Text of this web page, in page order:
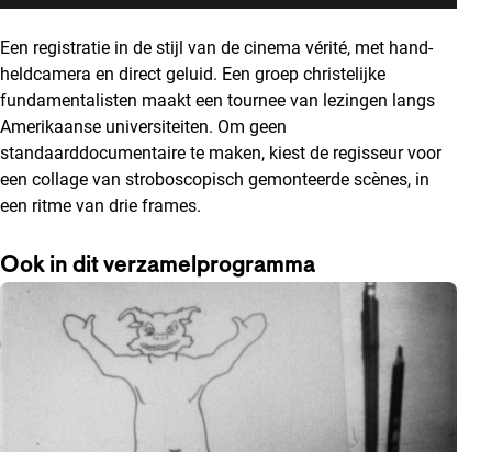
Een registratie in de stijl van de cinema vérité, met hand-
heldcamera en direct geluid. Een groep christelijke
fundamentalisten maakt een tournee van lezingen langs
Amerikaanse universiteiten. Om geen
standaarddocumentaire te maken, kiest de regisseur voor
een collage van stroboscopisch gemonteerde scènes, in
een ritme van drie frames.
Ook in dit verzamelprogramma